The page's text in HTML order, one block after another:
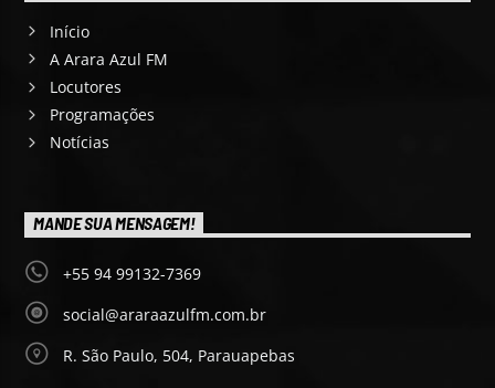
Início
A Arara Azul FM
Locutores
Programações
Notícias
MANDE SUA MENSAGEM!
+55 94 99132-7369
social@araraazulfm.com.br
R. São Paulo, 504, Parauapebas